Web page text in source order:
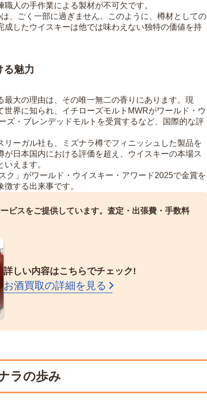
人の手作業による製材が不可欠です。
、ごく一部に過ぎません。このように、樽材としての
したウイスキーは他では味わえない独特の価値を持
る魅力
最大の理由は、その唯一無二の香りにあります。現
界に知られ、イチローズモルトMWRがワールド・ウ
ズ・ブレンデッドモルトを受賞するなど、国際的な評
ーガル社も、ミズナラ樽でフィニッシュした製品を
日本国内における評価を超え、ウイスキーの本場ス
えます。
ク」がワールド・ウイスキー・アワード2025で金賞を
する出来事です。
ビスをご提供しています。 査定・出張費・手数料
詳しい内容はこちらでチェック!
お酒買取の詳細を見る
ラの歩み